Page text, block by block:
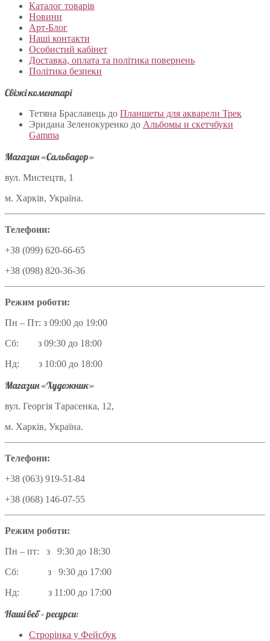
Каталог товарів
Новини
Арт-Блог
Наші контакти
Особистий кабінет
Доставка, оплата та політика повернень
Політика безпеки
Свіжі коментарі
Тетяна Браславець до Планшеты для акварели Трек
Эридана Зеленокуренко до Альбомы и скетчбуки
Gamma
Магазин «Сальвадор»
вул. Мистецтв, 1
м. Харків, Україна.
Телефони:
+38 (099) 620-66-65
+38 (098) 820-36-36
Режим роботи:
Пн – Пт: з 09:00 до 19:00
Сб: з 09:30 до 18:00
Нд: з 10:00 до 18:00
Магазин «Художник»
вул. Георгія Тарасенка, 12,
м. Харків, Україна.
Телефони:
+38 (063) 919-51-84
+38 (068) 146-07-55
Режим роботи:
Пн – пт: з 9:30 до 18:30
Сб: з 9:30 до 17:00
Нд: з 11:00 до 17:00
Наші веб – ресурси:
Строрінка у Фейсбук